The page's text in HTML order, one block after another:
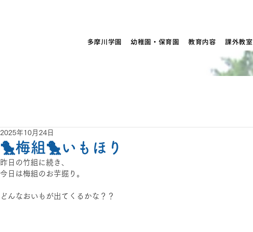
多摩川学園 幼稚園・保育園 教育内容 課外教室
🐤梅組🐤いもほり
2025年10月24日
昨日の竹組に続き、
今日は梅組のお芋掘り。
どんなおいもが出てくるかな？？